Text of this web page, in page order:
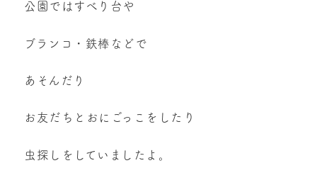
公園ではすべり台や
ブランコ・鉄棒などで
あそんだり
お友だちとおにごっこをしたり
虫探しをしていましたよ。